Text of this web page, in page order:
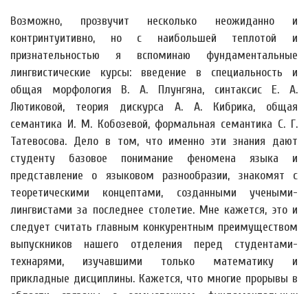
Возможно, прозвучит несколько неожиданно и
контринтуитивно, но с наибольшей теплотой и
признательностью я вспоминаю фундаментальные
лингвистические курсы: введение в специальность и
общая морфология В. А. Плунгяна, синтаксис Е. А.
Лютиковой, теория дискурса А. А. Кибрика, общая
семантика И. М. Кобозевой, формальная семантика С. Г.
Татевосова. Дело в том, что именно эти знания дают
студенту базовое понимание феномена языка и
представление о языковом разнообразии, знакомят с
теоретическими концептами, созданными учеными-
лингвистами за последнее столетие. Мне кажется, это и
следует считать главным конкурентным преимуществом
выпускников нашего отделения перед студентами-
технарями, изучавшими только математику и
прикладные дисциплины. Кажется, что многие прорывы в